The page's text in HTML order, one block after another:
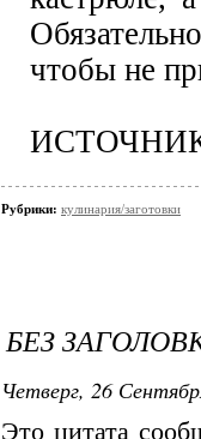
чтобы не
Рубрики: кулинария/заготовки
БЕЗ
Четверг, 26
Это цитата